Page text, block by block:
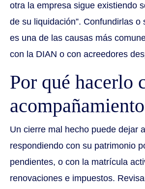
otra la empresa sigue existiendo
de su liquidación”. Confundirlas o
es una de las causas más
con la DIAN o con acreedores
Por qué hacerlo
Un cierre mal hecho puede dejar
respondiendo con su patrimonio
pendientes, o con la matrícula
renovaciones e impuestos.